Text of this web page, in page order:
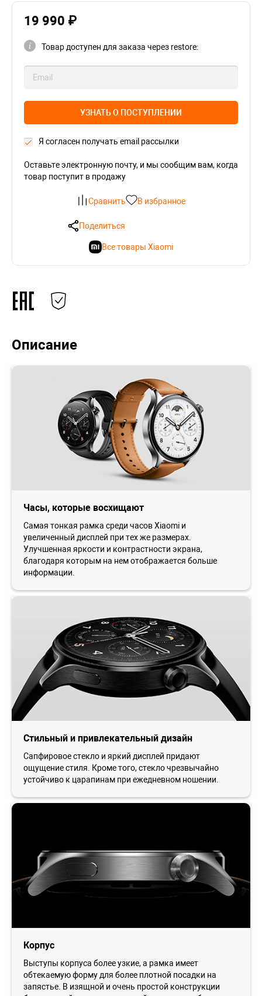
19 990 ₽
Товар доступен для заказа через restore:
УЗНАТЬ О ПОСТУПЛЕНИИ
Я согласен получать email рассылки
Оставьте электронную почту, и мы сообщим вам, когда
товар поступит в продажу
Сравнить В избранное
Поделиться
Все товары Xiaomi
Описание
Часы, которые восхищают
Самая тонкая рамка среди часов Xiaomi и
увеличенный дисплей при тех же размерах.
Улучшенная яркости и контрастности экрана,
благодаря которым на нем отображается больше
информации.
Стильный и привлекательный дизайн
Сапфировое стекло и яркий дисплей придают
ощущение стиля. Кроме того, стекло чрезвычайно
устойчиво к царапинам при ежедневном ношении.
Корпус
Выступы корпуса более узкие, а рамка имеет
обтекаемую форму для более плотной посадки на
запястье. В изящной и очень простой конструкции